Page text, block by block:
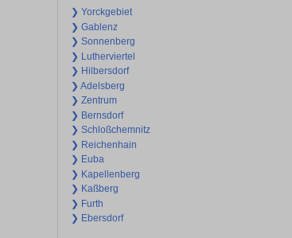
❯ Yorckgebiet
❯ Gablenz
❯ Sonnenberg
❯ Lutherviertel
❯ Hilbersdorf
❯ Adelsberg
❯ Zentrum
❯ Bernsdorf
❯ Schloßchemnitz
❯ Reichenhain
❯ Euba
❯ Kapellenberg
❯ Kaßberg
❯ Furth
❯ Ebersdorf